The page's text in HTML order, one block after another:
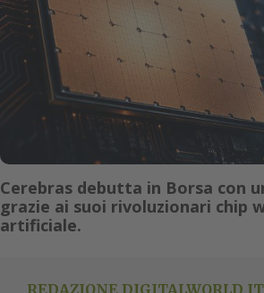
Cerebras debutta in Borsa con
grazie ai suoi rivoluzionari chip
artificiale.